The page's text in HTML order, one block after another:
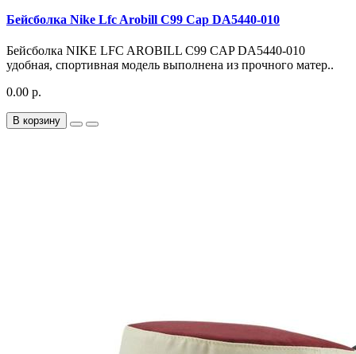
Бейсболка Nike Lfc Arobill C99 Cap DA5440-010
Бейсболка NIKE LFC AROBILL C99 CAP DA5440-010
удобная, спортивная модель выполнена из прочного матер..
0.00 р.
В корзину